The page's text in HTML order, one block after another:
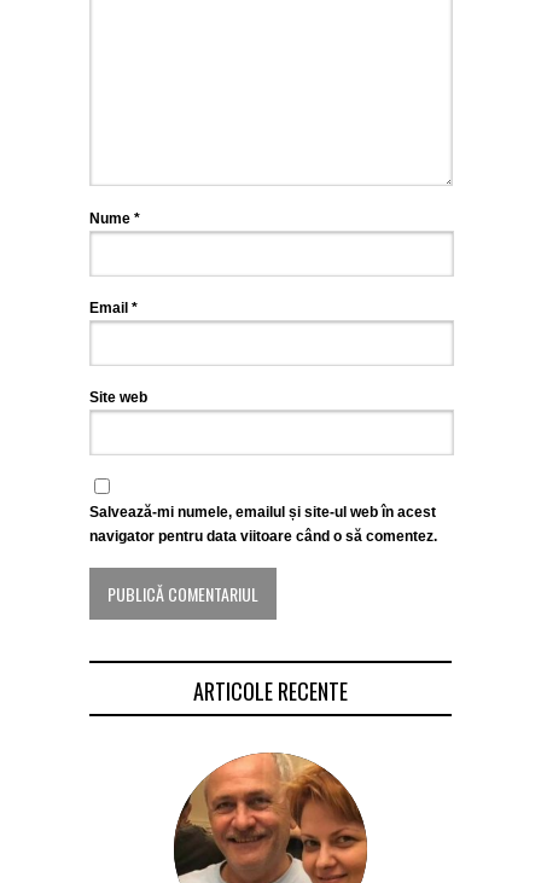
Nume *
Email *
Site web
Salvează-mi numele, emailul și site-ul web în acest
navigator pentru data viitoare când o să comentez.
ARTICOLE RECENTE